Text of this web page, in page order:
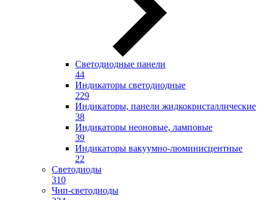
Светодиодные панели
44
Индикаторы светодиодные
229
Индикаторы, панели жидкокристаллические
38
Индикаторы неоновые, ламповые
39
Индикаторы вакуумно-люминисцентные
22
Светодиоды
310
Чип-светодиоды